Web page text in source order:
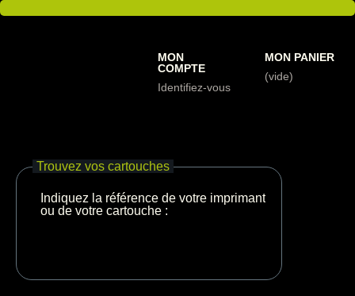
MON
COMPTE
Identifiez-vous
MON PANIER
(vide)
Trouvez vos cartouches
Indiquez la référence de votre imprimante
ou de votre cartouche :